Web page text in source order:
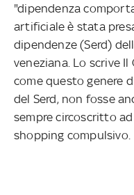
"dipendenza
artificiale è stata
dipendenze (Serd)
veneziana. Lo scrive
come questo genere
del Serd, non fosse
sempre circoscritto
shopping compulsivo.